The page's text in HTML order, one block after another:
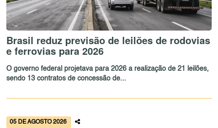
Brasil reduz previsão de leilões de rodovias
e ferrovias para 2026
O governo federal projetava para 2026 a realização de 21 leilões,
sendo 13 contratos de concessão de...
05 DE AGOSTO 2026